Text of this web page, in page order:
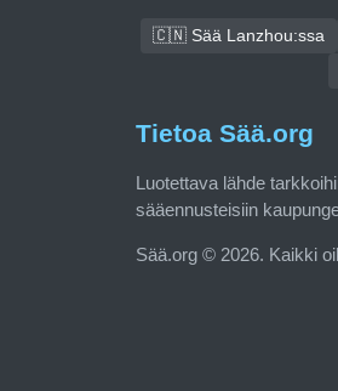
🇨🇳 Sää Lanzhou:ssa
Tietoa Sää.org
Luotettava lähde
sääennusteisiin
Sää.org © 2026. Kaikki